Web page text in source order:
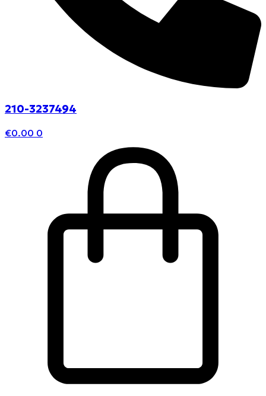
210-3237494
€0.00 0